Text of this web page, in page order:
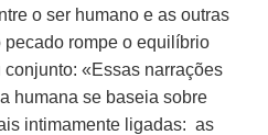
o ser humano e as outras
pecado rompe o equilíbrio
«Essas narrações
humana se baseia sobre
intimamente ligadas: as